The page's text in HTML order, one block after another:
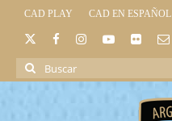
CAD PLAY CAD EN ESPAÑOL
Buscar
por: